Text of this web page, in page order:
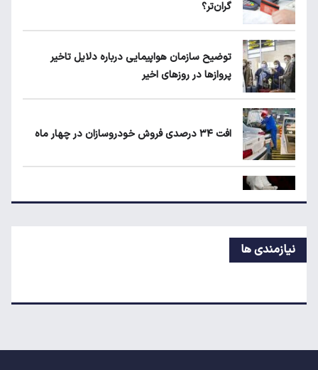
سهمیه بنزین خودروهای فرسوده قطع می‌شود؟
شرط جدید دریافت یارانه و کالابرگ
گران‌تر؟
توضیح سازمان هواپیمایی درباره دلایل تاخیر
پروازها در روزهای اخیر
افت ۳۴ درصدی فروش خودروسازان در چهار ماه
قیمت جدید نقره در بازار اعلام شد
نیازمندی ها